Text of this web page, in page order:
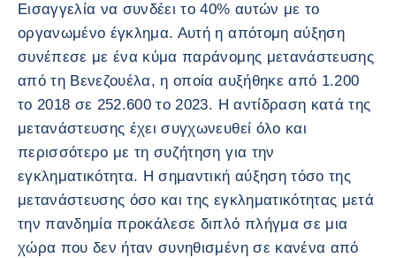
Εισαγγελία να συνδέει το 40% αυτών με το
οργανωμένο έγκλημα. Αυτή η απότομη αύξηση
συνέπεσε με ένα κύμα παράνομης μετανάστευσης
από τη Βενεζουέλα, η οποία αυξήθηκε από 1.200
το 2018 σε 252.600 το 2023. Η αντίδραση κατά της
μετανάστευσης έχει συγχωνευθεί όλο και
περισσότερο με τη συζήτηση για την
εγκληματικότητα. Η σημαντική αύξηση τόσο της
μετανάστευσης όσο και της εγκληματικότητας μετά
την πανδημία προκάλεσε διπλό πλήγμα σε μια
χώρα που δεν ήταν συνηθισμένη σε κανένα από